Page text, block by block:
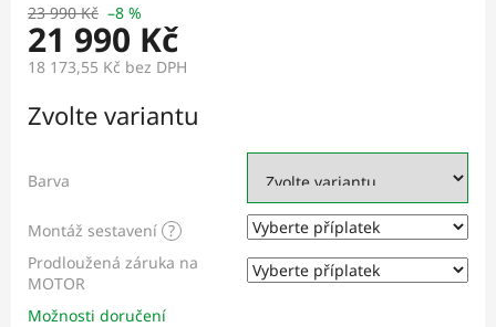
23 990 Kč –8 %
21 990 Kč
18 173,55 Kč bez DPH
cena:
Zvolte variantu
Barva
Montáž sestavení ?
Prodloužená záruka na
MOTOR
Možnosti doručení